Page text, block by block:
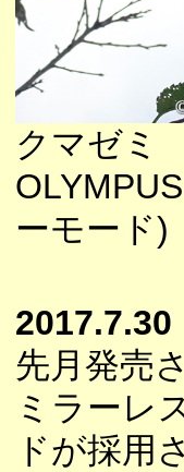
クマゼミ
ーモード)
2017.7.30
先月発売
ミラーレ
ドが採用